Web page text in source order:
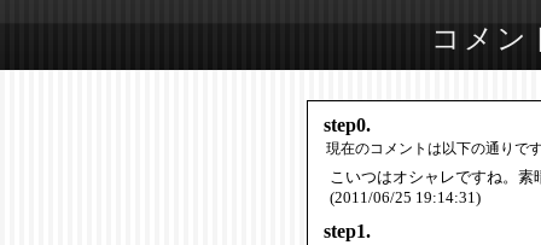
コメン
step0.
現在のコメントは以下の通りで
こいつはオシャレですね。素
(2011/06/25 19:14:31)
step1.